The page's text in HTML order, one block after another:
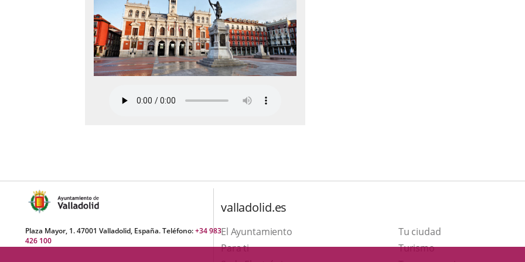
Plaza Mayor, 1. 47001 Valladolid, España. Teléfono:+34 983
426 100
valladolid.es
El Ayuntamiento
Tu ciudad
Para ti
TurismoEste